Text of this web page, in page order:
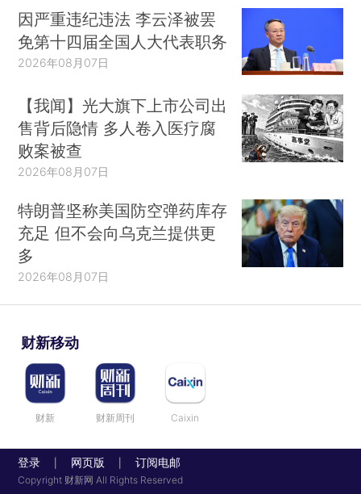
因严重违纪违法 李云泽被罢
免第十四届全国人大代表职务
2026年08月07日
【我闻】光大旗下上市公司出
售背后隐情 多人卷入医疗腐
败案被查
2026年08月07日
特朗普坚称美国防空弹药库存
充足 但不会向乌克兰提供更
多
2026年08月07日
财新移动
财新 财新周刊 Caixin
登录 网页版 订阅电邮
Copyright 财新网 All Rights Reserved